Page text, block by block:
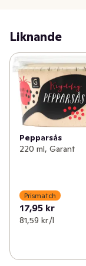
Liknande
Pepparsås
220 ml, Garant
Prismatch
17,95 kr
81,59 kr /l